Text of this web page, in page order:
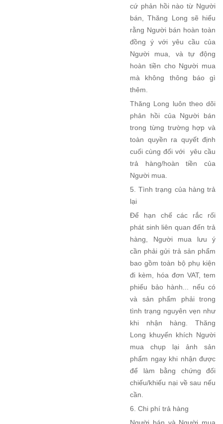
cứ phản hồi nào từ Người
bán, Thăng Long sẽ hiểu
rằng Người bán hoàn toàn
đồng ý với yêu cầu của
Người mua, và tự động
hoàn tiền cho Người mua
mà không thông báo gì
thêm.
Thăng Long luôn theo dõi
phản hồi của Người bán
trong từng trường hợp và
toàn quyền ra quyết định
cuối cùng đối với yêu cầu
trả hàng/hoàn tiền của
Người mua.
5. Tình trạng của hàng trả
lại
Để hạn chế các rắc rối
phát sinh liên quan đến trả
hàng, Người mua lưu ý
cần phải gửi trả sản phẩm
bao gồm toàn bộ phụ kiện
đi kèm, hóa đơn VAT, tem
phiếu bảo hành... nếu có
và sản phẩm phải trong
tình trạng nguyên vẹn như
khi nhận hàng. Thăng
Long khuyến khích Người
mua chụp lại ảnh sản
phẩm ngay khi nhận được
để làm bằng chứng đối
chiếu/khiếu nại về sau nếu
cần.
6. Chi phí trả hàng